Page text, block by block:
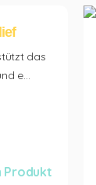
das
e...
Produkt